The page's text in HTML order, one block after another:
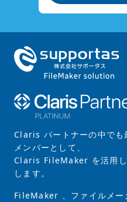
Claris パートナーの中で
メンバーとして、
Claris FileMaker を活用し
します。
FileMaker 、ファイルメ